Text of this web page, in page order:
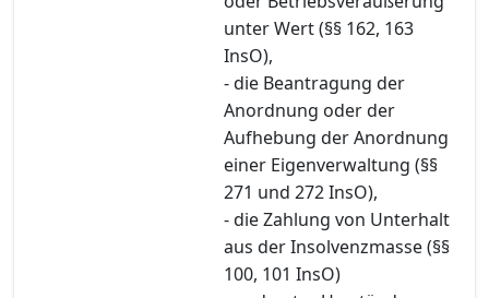
unter Wert (§§ 162, 163
InsO),
- die Beantragung der
Anordnung oder der
Aufhebung der Anordnung
einer Eigenverwaltung (§§
271 und 272 InsO),
- die Zahlung von Unterhalt
aus der Insolvenzmasse (§§
100, 101 InsO)